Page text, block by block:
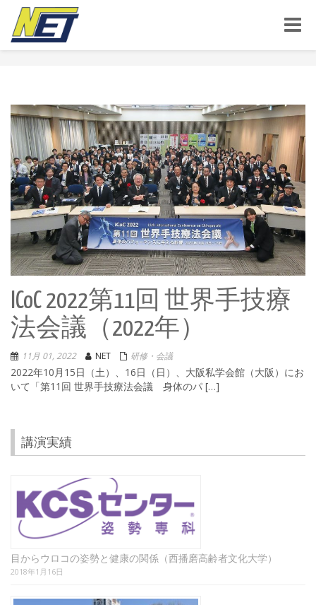
Toggle
ICoC 2022第11回 世界手技療
法会議（2022年）
11月 01, 2022 NET 研修・会議
2022年10月15日（土）、16日（日）、大阪私学会館（大阪）にお
いて「第11回 世界手技療法会議 身体のパ […]
講演実績
目からウロコの姿勢と健康の関係（西播磨高齢者文化大学）
2018年1月16日